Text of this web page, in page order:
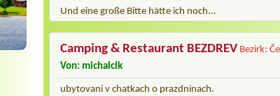
Und eine große Bitte hätte ich noch...
Camping & Restaurant BEZDREV Bezirk:
Von: michalcik
ubytovani v chatkach o prazdninach.